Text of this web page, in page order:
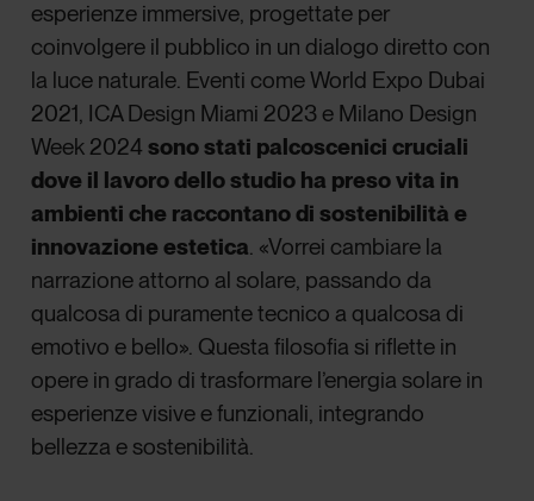
esperienze immersive, progettate per
coinvolgere il pubblico in un dialogo diretto con
la luce naturale. Eventi come World Expo Dubai
2021, ICA Design Miami 2023 e Milano Design
Week 2024sono stati palcoscenici cruciali
dove il lavoro dello studio ha preso vita in
ambienti che raccontano di sostenibilità e
innovazione estetica. «Vorrei cambiare la
narrazione attorno al solare, passando da
qualcosa di puramente tecnico a qualcosa di
emotivo e bello». Questa filosofia si riflette in
opere in grado di trasformare l’energia solare in
esperienze visive e funzionali, integrando
bellezza e sostenibilità.